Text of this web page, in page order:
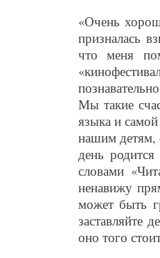
«Очень
призналась
что меня
Мы такие
языка и
нашим детям,
день
словами
ненавижу
может быть
заставляйте
оно того